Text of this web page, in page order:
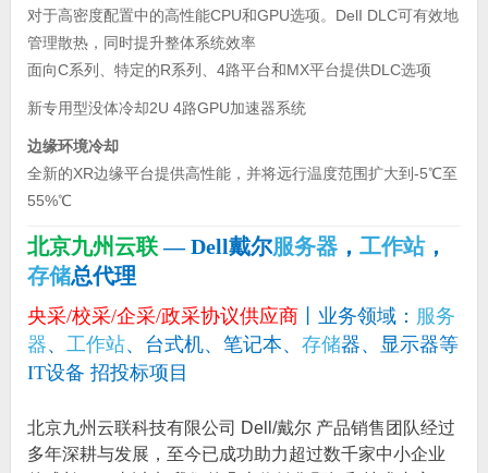
对于高密度配置中的高性能CPU和GPU选项。DelI DLC可有效地
管理散热，同时提升整体系统效率
面向C系列、特定的R系列、4路平台和MX平台提供DLC选项
新专用型没体冷却2U 4路GPU加速器系统
边缘环境冷却
全新的XR边缘平台提供高性能，并将远行温度范围扩大到-5℃至
55%℃
北京九州云联— Dell戴尔服务器， 工作站，
存储总代理
央采/校采/企采/政采协议供应商丨业务领域： 服务
器、 工作站、台式机、笔记本、 存储器、显示器等
IT设备 招投标项目
北京九州云联科技有限公司 Dell/戴尔 产品销售团队经过
多年深耕与发展，至今已成功助力超过数千家中小企业